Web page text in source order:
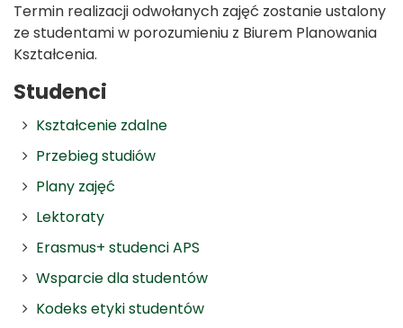
Studenci
Kształcenie zdalne
Przebieg studiów
Plany zajęć
Lektoraty
Erasmus+ studenci APS
Wsparcie dla studentów
Kodeks etyki studentów
Termin realizacji odwołanych zajęć zostanie ustalony
ze studentami w porozumieniu z Biurem Planowania
Kształcenia.